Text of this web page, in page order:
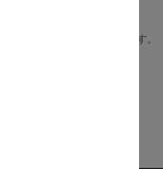
。
のキッズインテリア雑貨です。